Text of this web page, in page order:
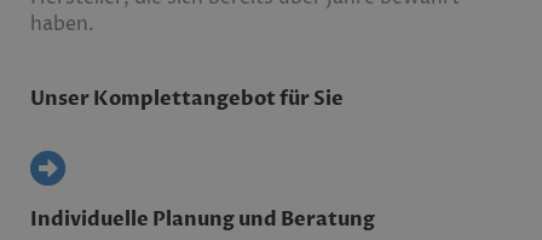
haben.
Unser Komplettangebot für Sie
Individuelle Planung und Beratung